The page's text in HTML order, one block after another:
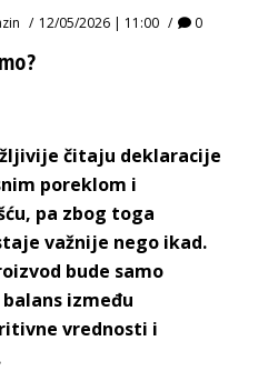
12/05/2026 | 11:00 0
čitaju deklaracije
poreklom i
pa zbog toga
važnije nego ikad.
bude samo
između
vrednosti i